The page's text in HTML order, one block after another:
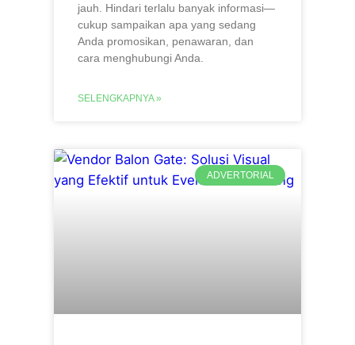
jauh. Hindari terlalu banyak informasi—
cukup sampaikan apa yang sedang
Anda promosikan, penawaran, dan
cara menghubungi Anda.
SELENGKAPNYA »
ADVERTORIAL